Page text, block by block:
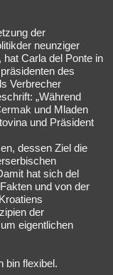
der
neunziger
Carla del Ponte in
des
Verbrecher
„Während
und Mladen
und Präsident
dessen Ziel die
hat sich del
und von der
der
eigentlichen
bin flexibel.